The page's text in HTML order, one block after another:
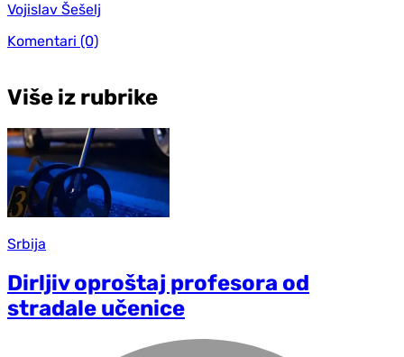
Vojislav Šešelj
Komentari (0)
Više iz rubrike
Srbija
Dirljiv oproštaj profesora od
stradale učenice